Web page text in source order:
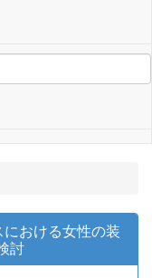
おける女性の装
討